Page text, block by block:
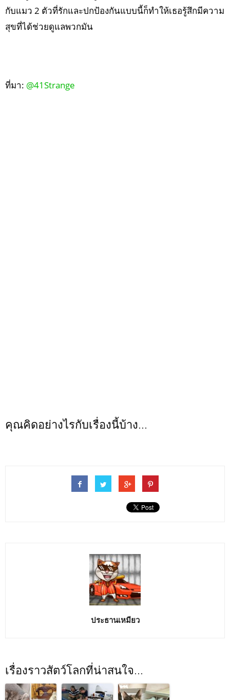
กับแมว 2 ตัวที่รักและปกป้องกันแบบนี้ก็ทำให้เธอรู้สึกมีความ
สุขที่ได้ช่วยดูแลพวกมัน
ที่มา: @41Strange
คุณคิดอย่างไรกับเรื่องนี้บ้าง...
ประธานเหมียว
เรื่องราวสัตว์โลกที่น่าสนใจ...